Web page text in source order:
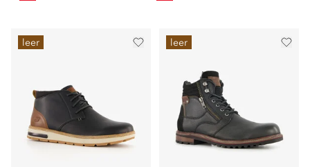
leer leer